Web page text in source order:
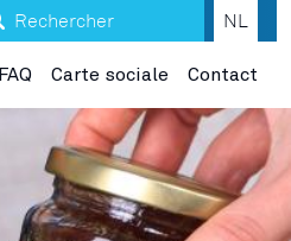
Search NL
FAQ Carte sociale Contact